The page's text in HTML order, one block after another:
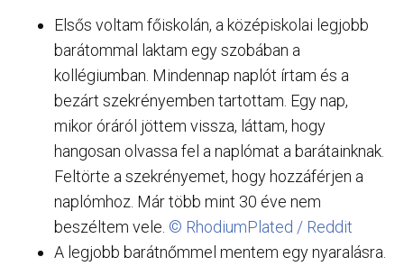
Elsős voltam főiskolán, a középiskolai legjobb
barátommal laktam egy szobában a
kollégiumban. Mindennap naplót írtam és a
bezárt szekrényemben tartottam. Egy nap,
mikor óráról jöttem vissza, láttam, hogy
hangosan olvassa fel a naplómat a barátainknak.
Feltörte a szekrényemet, hogy hozzáférjen a
naplómhoz. Már több mint 30 éve nem
beszéltem vele. © RhodiumPlated / Reddit
A legjobb barátnőmmel mentem egy nyaralásra.